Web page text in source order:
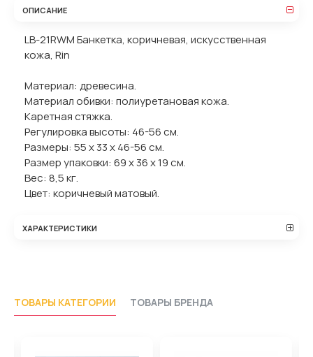
ОПИСАНИЕ
LB-21RWM Банкетка, коричневая, искусственная
кожа, Rin
Материал: древесина.
Материал обивки: полиуретановая кожа.
Каретная стяжка.
Регулировка высоты: 46-56 см.
Размеры: 55 х 33 х 46-56 см.
Размер упаковки: 69 х 36 х 19 см.
Вес: 8,5 кг.
Цвет: коричневый матовый.
ХАРАКТЕРИСТИКИ
ТОВАРЫ КАТЕГОРИИ ТОВАРЫ БРЕНДА